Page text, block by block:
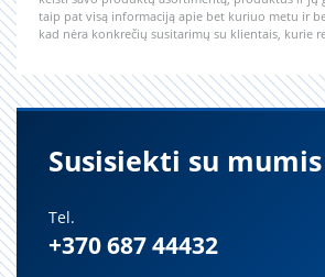
taip pat visą informaciją apie bet kuriuo metu ir
kad nėra konkrečių susitarimų su klientais, kurie
Susisiekti su mumis
Tel.
+370 687 44432